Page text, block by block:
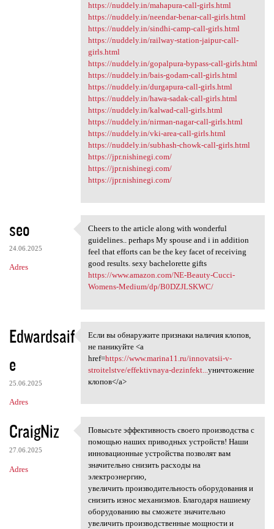
https://nuddely.in/mahapura-call-girls.html
https://nuddely.in/neendar-benar-call-girls.html
https://nuddely.in/sindhi-camp-call-girls.html
https://nuddely.in/railway-station-jaipur-call-
girls.html
https://nuddely.in/gopalpura-bypass-call-girls.html
https://nuddely.in/bais-godam-call-girls.html
https://nuddely.in/durgapura-call-girls.html
https://nuddely.in/hawa-sadak-call-girls.html
https://nuddely.in/kalwad-call-girls.html
https://nuddely.in/nirman-nagar-call-girls.html
https://nuddely.in/vki-area-call-girls.html
https://nuddely.in/subhash-chowk-call-girls.html
https://jpr.nishinegi.com/
https://jpr.nishinegi.com/
https://jpr.nishinegi.com/
seo
24.06.2025
Adres
Cheers to the article along
Cheers to the article along with wonderful
guidelines.. perhaps My spouse and i in addition
feel that efforts can be the key facet of receiving
good results. sexy bachelorette gifts
https://www.amazon.com/NE-Beauty-Cucci-
Womens-Medium/dp/B0DZJLSKWC/
Edwardsaif
e
25.06.2025
Adres
Если вы обнаружите признаки
Если вы обнаружите признаки наличия клопов,
не паникуйте <a
href=https://www.marina11.ru/innovatsii-v-
stroitelstve/effektivnaya-dezinfekt... уничтожение
клопов</a>
CraigNiz
27.06.2025
Adres
Повысьте эффективность своего
Повысьте эффективность своего производства с
помощью наших приводных устройств! Наши
инновационные устройства позволят вам
значительно снизить расходы на
электроэнергию,
увеличить производительность оборудования и
снизить износ механизмов. Благодаря нашиему
оборудованию вы сможете значительно
увеличить производственные мощности и